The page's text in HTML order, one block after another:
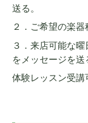
送る。
２．ご希望の楽器
３．来店可能な
をメッセージを送
体験レッスン受講